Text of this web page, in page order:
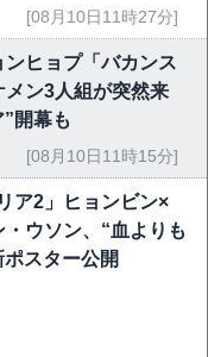
[08月10日11時27分]
ヒョプ「バカンス
ン3人組が突然来
開幕も
[08月10日11時15分]
ア2」ヒョンビン×
ウソン、“血よりも
スター公開